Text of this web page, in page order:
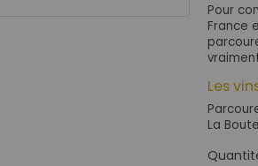
Pour
France
Les
La